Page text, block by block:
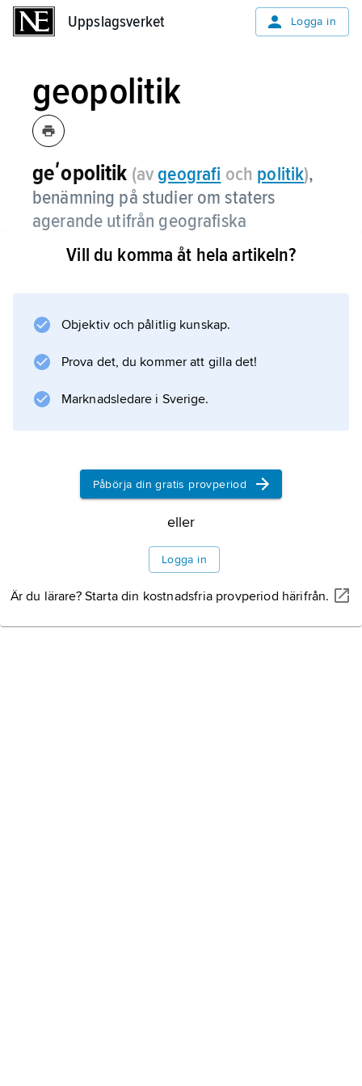
Uppslagsverket Logga in
geopolitik
geʹopolitik (avgeografi och politik),
benämning på studier om staters
agerande utifrån geografiska
förhållanden.
tyske geografen Friedrich Ratzels ”Politische
tanken och införde termen geopolitik som
beteckning på en ny vetenskap.
Information om artikeln
Vill du komma åt hela artikeln?
Objektiv och pålitlig kunskap.
Prova det, du kommer att gilla det!
Marknadsledare i Sverige.
Påbörja din gratis provperiod
eller
Logga in
Är du lärare? Starta din kostnadsfria provperiod härifrån.